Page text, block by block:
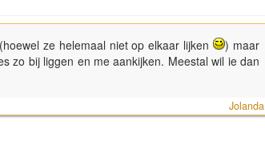
ze helemaal niet op elkaar lijken
) maar
zo bij liggen en me aankijken. Meestal wil ie dan
Jolanda